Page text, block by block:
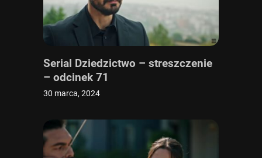
Serial Dziedzictwo – streszczenie
– odcinek 71
30 marca, 2024